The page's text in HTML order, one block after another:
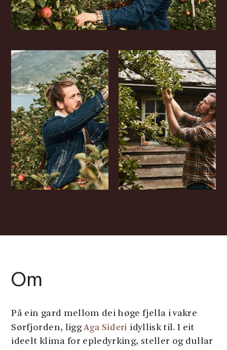
Om
På ein gard mellom dei høge fjella i vakre
Sørfjorden, liggAga Sideri idyllisk til. I eit
ideelt klima for epledyrking, steller og dullar